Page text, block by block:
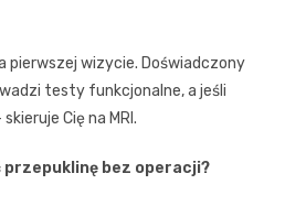
pierwszej wizycie. Doświadczony
testy funkcjonalne, a jeśli
Cię na MRI.
przepuklinę bez operacji?